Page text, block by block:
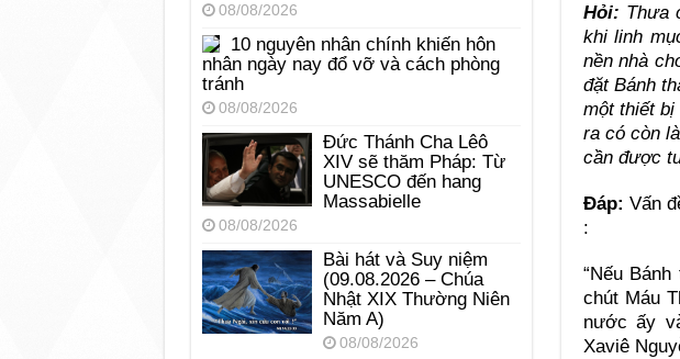
Hỏi: Thưa
khi linh
nền nhà
đặt Bánh
một thiết bị
ra có còn
cần được
Đáp: Vấn
:
“Nếu
chút Máu
nước ấy
Xaviê
08/08/2026
10 nguyên nhân chính khiến hôn
nhân ngày nay đổ vỡ và cách phòng
tránh
08/08/2026
Đức Thánh Cha Lêô
XIV sẽ thăm Pháp: Từ
UNESCO đến hang
Massabielle
08/08/2026
Bài hát và Suy niệm
(09.08.2026 – Chúa
Nhật XIX Thường Niên
Năm A)
08/08/2026